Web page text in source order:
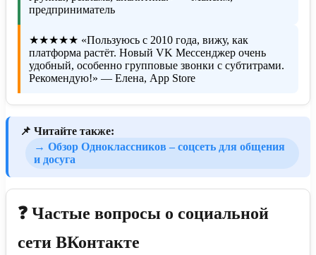
предприниматель
★★★★★ «Пользуюсь с 2010 года, вижу, как
платформа растёт. Новый VK Мессенджер очень
удобный, особенно групповые звонки с субтитрами.
Рекомендую!» — Елена, App Store
📌 Читайте также:
→ Обзор Одноклассников – соцсеть для общения
и досуга
❓ Частые вопросы о социальной
сети ВКонтакте